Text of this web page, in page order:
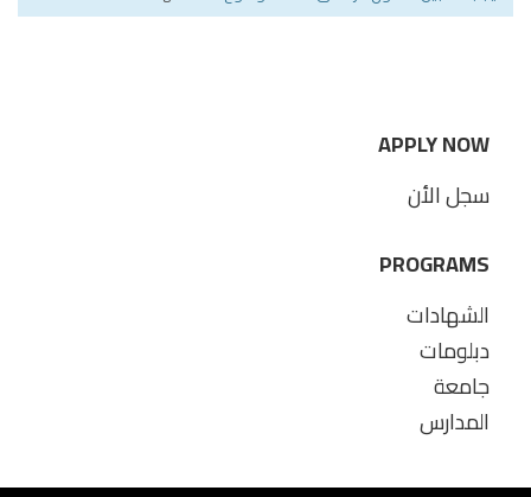
APPLY NOW
سجل الأن
PROGRAMS
الشهادات
دبلومات
جامعة
المدارس